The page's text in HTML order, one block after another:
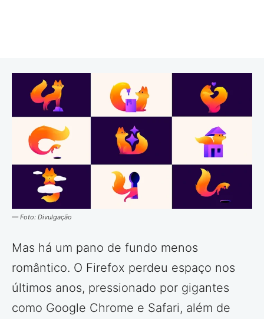
— Foto: Divulgação
Mas há um pano de fundo menos
romântico. O Firefox perdeu espaço nos
últimos anos, pressionado por gigantes
como Google Chrome e Safari, além de